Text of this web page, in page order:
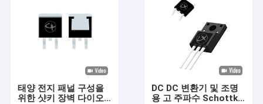
태양 전지 패널 구성을
위한 샷키 장벽 다이오
DC DC 변환기 및 조명
용 고 주파수 Schottky